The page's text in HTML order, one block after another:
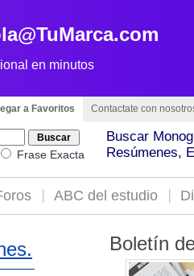
en minutos
a Favoritos Contactate con
Frase Exacta
Buscar
Resúmenes,
ABC del estudio
Boletín